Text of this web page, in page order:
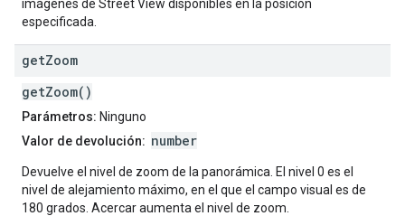
imágenes de Street View disponibles en la posición
especificada.
getZoom
getZoom()
Parámetros: Ninguno
Valor de devolución: number
Devuelve el nivel de zoom de la panorámica. El nivel 0 es el
nivel de alejamiento máximo, en el que el campo visual es de
180 grados. Acercar aumenta el nivel de zoom.